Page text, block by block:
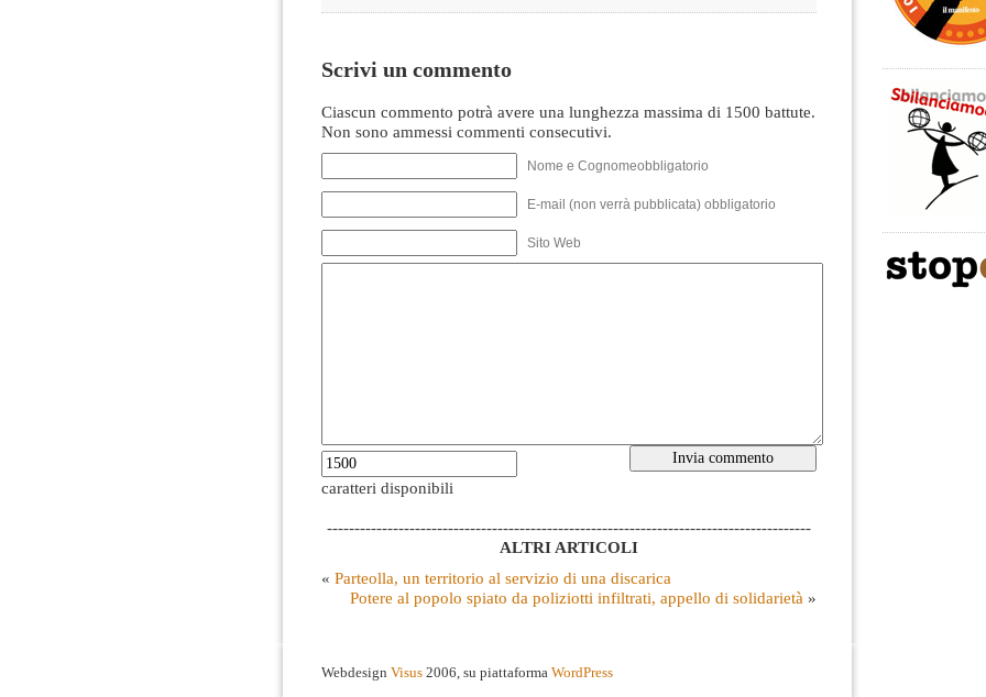
Scrivi un commento
Ciascun commento potrà avere una lunghezza massima di 1500 battute.
Non sono ammessi commenti consecutivi.
Nome e Cognomeobbligatorio
E-mail (non verrà pubblicata) obbligatorio
Sito Web
caratteri disponibili
----------------------------------------------------------------------------------------
ALTRI ARTICOLI
« Parteolla, un territorio al servizio di una discarica
Potere al popolo spiato da poliziotti infiltrati, appello di solidarietà »
Webdesign Visus 2006, su piattaforma WordPress